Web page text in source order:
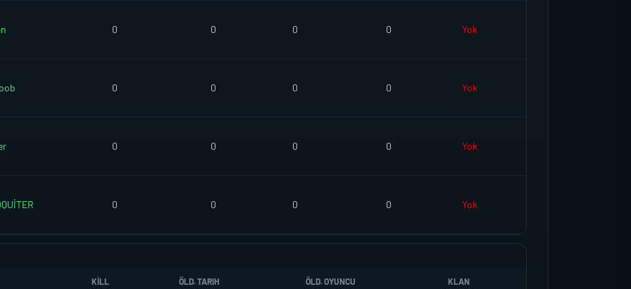
0 0 0 0 Yok
0 0 0 0 Yok
0 0 0 0 Yok
0 0 0 0 Yok
KILL ÖLD. TARIH ÖLD. OYUNCU KLAN